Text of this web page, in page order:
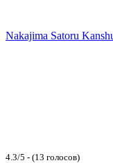
Nakajima Satoru
4.3/5 - (13 голосов)